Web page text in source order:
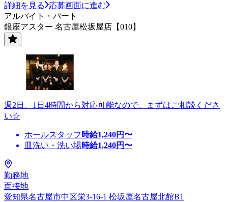
詳細を見る
応募画面に進む
アルバイト・パート
銀座アスター 名古屋松坂屋店【010】
週2日、1日4時間から対応可能なので、まずはご相談くださ
い☆
ホールスタッフ 時給1,240円〜
皿洗い・洗い場時給1,240円〜
勤務地
面接地
愛知県名古屋市中区栄3-16-1 松坂屋名古屋北館B1